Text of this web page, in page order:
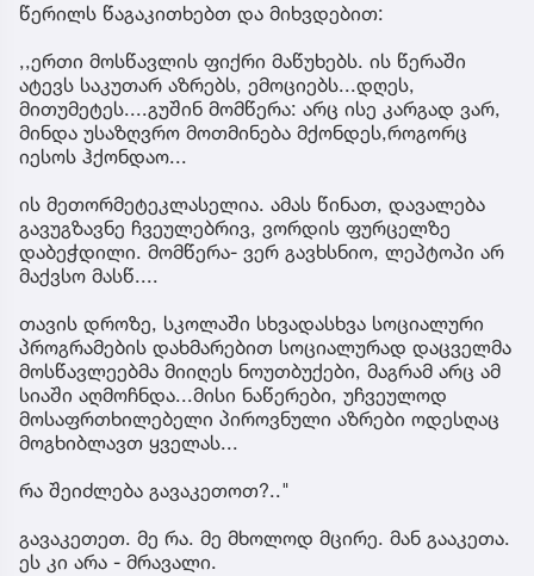
წერილს წაგაკითხებთ და მიხვდებით:
,,ერთი მოსწავლის ფიქრი მაწუხებს. ის წერაში
ატევს საკუთარ აზრებს, ემოციებს...დღეს,
მითუმეტეს....გუშინ მომწერა: არც ისე კარგად ვარ,
მინდა უსაზღვრო მოთმინება მქონდეს,როგორც
იესოს ჰქონდაო...
ის მეთორმეტეკლასელია. ამას წინათ, დავალება
გავუგზავნე ჩვეულებრივ, ვორდის ფურცელზე
დაბეჭდილი. მომწერა- ვერ გავხსნიო, ლეპტოპი არ
მაქვსო მასწ....
თავის დროზე, სკოლაში სხვადასხვა სოციალური
პროგრამების დახმარებით სოციალურად დაცველმა
მოსწავლეებმა მიიღეს ნოუთბუქები, მაგრამ არც ამ
სიაში აღმოჩნდა...მისი ნაწერები, უჩვეულოდ
მოსაფრთხილებელი პიროვნული აზრები ოდესღაც
მოგხიბლავთ ყველას...
რა შეიძლება გავაკეთოთ?.."
გავაკეთეთ. მე რა. მე მხოლოდ მცირე. მან გააკეთა.
ეს კი არა - მრავალი.